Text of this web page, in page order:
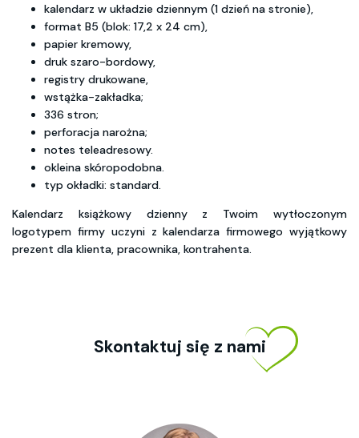
kalendarz w układzie dziennym (1 dzień na stronie),
format B5 (blok: 17,2 x 24 cm),
papier kremowy,
druk szaro-bordowy,
registry drukowane,
wstążka-zakładka;
336 stron;
perforacja narożna;
notes teleadresowy.
okleina skóropodobna.
typ okładki: standard.
Kalendarz książkowy dzienny z Twoim wytłoczonym
logotypem firmy uczyni z kalendarza firmowego wyjątkowy
prezent dla klienta, pracownika, kontrahenta.
Skontaktuj się z nami